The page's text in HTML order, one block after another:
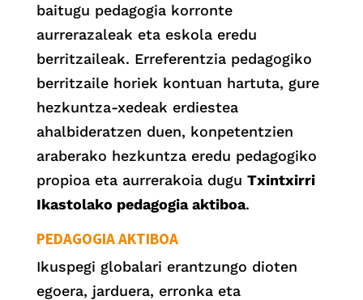
baitugu pedagogia korronte
aurrerazaleak eta eskola eredu
berritzaileak. Erreferentzia pedagogiko
berritzaile horiek kontuan hartuta, gure
hezkuntza-xedeak erdiestea
ahalbideratzen duen, konpetentzien
araberako hezkuntza eredu pedagogiko
propioa eta aurrerakoia dugu Txintxirri
Ikastolako pedagogia aktiboa.
PEDAGOGIA AKTIBOA
Ikuspegi globalari erantzungo dioten
egoera, jarduera, erronka eta